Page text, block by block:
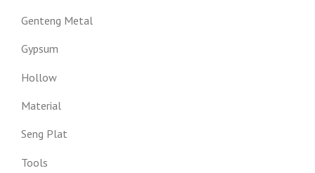
Genteng Metal
Gypsum
Hollow
Material
Seng Plat
Tools